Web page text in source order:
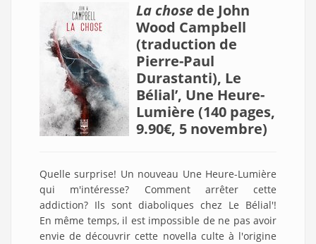
La chose de John
Wood Campbell
(traduction de
Pierre-Paul
Durastanti), Le
Bélial’, Une Heure-
Lumière (140 pages,
9.90€, 5 novembre)
Quelle surprise! Un nouveau Une Heure-Lumière
qui m'intéresse? Comment arrêter cette
addiction? Ils sont diaboliques chez Le Bélial'!
En même temps, il est impossible de ne pas avoir
envie de découvrir cette novella culte à l'origine